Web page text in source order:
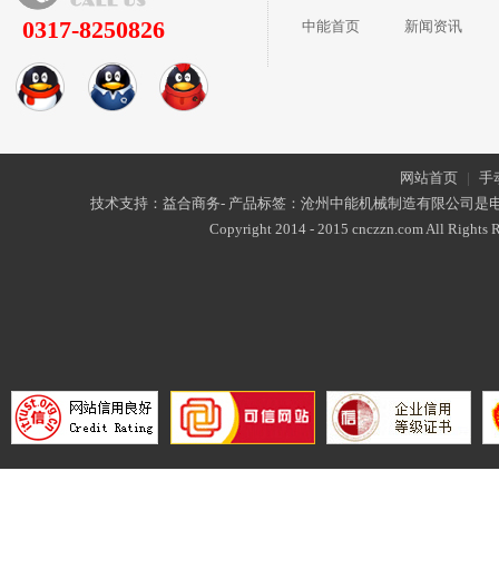
0317-8250826 中能首页 新闻资讯
网站首页 | 手
技术支持：益合商务- 产品标签：沧州中能机械制造有限公司是
Copyright 2014 - 2015 cnczzn.com All Rights